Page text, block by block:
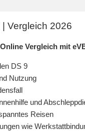
Vergleich 2026
Vergleich mit
DS 9
Nutzung
und
Reisen
wie